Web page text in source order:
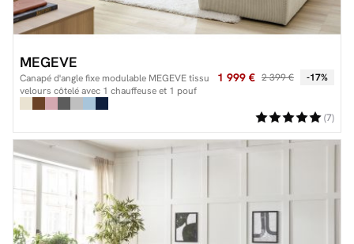
MEGEVE
Canapé d'angle fixe modulable MEGEVE tissu
velours côtelé avec 1 chauffeuse et 1 pouf
1 999 € 2 399 € -17%
(7)